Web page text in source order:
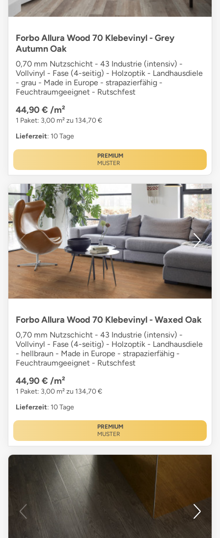
Forbo Allura Wood 70 Klebevinyl - Grey
Autumn Oak
0,70 mm Nutzschicht - 43 Industrie (intensiv) -
Vollvinyl - Fase (4-seitig) - Holzoptik - Landhausdiele
- grau - Made in Europe - strapazierfähig -
Feuchtraumgeeignet - Rutschfest
44,90 € /m²
1 Paket: 3,00 m² zu 134,70 €
Lieferzeit: 10 Tage
PREMIUM
MUSTER
Forbo Allura Wood 70 Klebevinyl - Waxed Oak
0,70 mm Nutzschicht - 43 Industrie (intensiv) -
Vollvinyl - Fase (4-seitig) - Holzoptik - Landhausdiele
- hellbraun - Made in Europe - strapazierfähig -
Feuchtraumgeeignet - Rutschfest
44,90 € /m²
1 Paket: 3,00 m² zu 134,70 €
Lieferzeit: 10 Tage
PREMIUM
MUSTER